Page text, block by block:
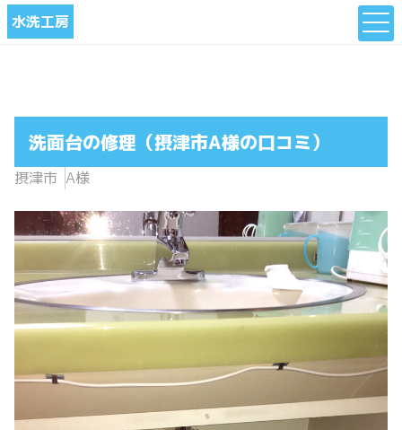
水洗工房
洗面台の修理（摂津市A様の口コミ）
摂津市 A様